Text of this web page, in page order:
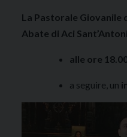
La Pastorale Giovanile
Abate di Aci
alle ore
a seguire, un